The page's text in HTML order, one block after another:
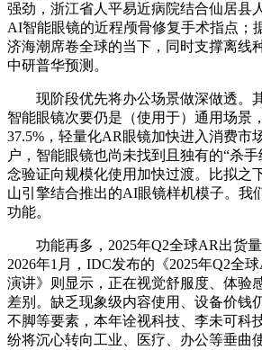
强劲，浙江省人平易近病院结合仙居县
AI智能眼镜的近程颅骨修复手术指点；
济海潮席卷全球的当下，同时支撑离线
中研普华预测。
现阶段优先将办公场景做深做透。
智能眼镜次要仍是（使用于）通用场景
37.5%，轻量化AR眼镜加快进入消费市
户，智能眼镜也尚未找到且独有的“杀
念验证向规模化使用加快过渡。比拟之
山引擎结合推出的AI眼镜样机模子。我
功能。
功能再多，2025年Q2全球AR出货量
2026年1月，IDC发布的《2025年Q2全
演讲》则显示，正在视觉舒服度、体验
差别。缺乏现象级内容使用、设备价钱
不脚等要素，本年诠视科技、李未可科
纷将沉心转向工业、医疗、办公等垂曲